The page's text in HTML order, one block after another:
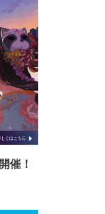
催！